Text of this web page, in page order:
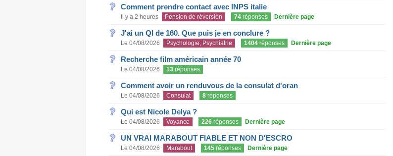
Comment prendre contact avec INPS italie
Il y a 2 heures Pension de réversion 74réponses Dernière page
J'ai un QI de 160. Que puis je en conclure ?
Le 04/08/2026 Psychologie, Psychiatrie 1404réponses Dernière page
Recherche film américain année 70
Le 04/08/2026 13réponses
Comment avoir un renduvous de la consulat d'oran
Le 04/08/2026 Consulat 8réponses
Qui est Nicole Delya ?
Le 04/08/2026 Voyance 226réponses Dernière page
UN VRAI MARABOUT FIABLE ET NON D'ESCRO
Le 04/08/2026 Marabout 145réponses Dernière page